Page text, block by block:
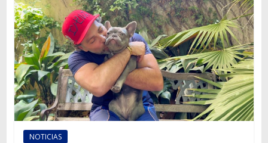
camiones,
motos,
información
del
mundo
del
transporte
NOTICIAS